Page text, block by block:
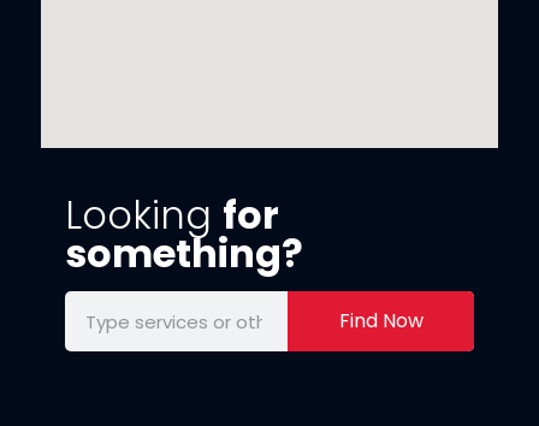
Looking for
something?
Find Now